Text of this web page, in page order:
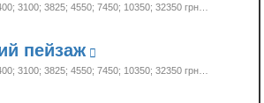
3100; 3825; 4550; 7450; 10350; 32350 грн…
пейзаж
3100; 3825; 4550; 7450; 10350; 32350 грн…